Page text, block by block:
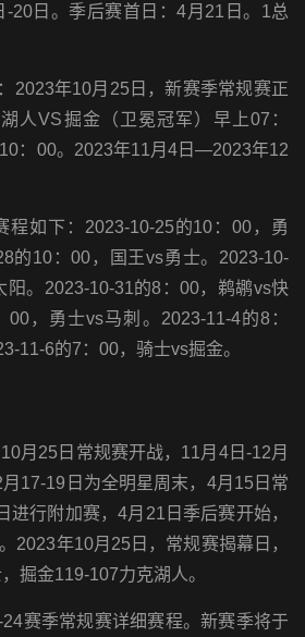
-20日。季后赛首日：4月21日。1总
2023年10月25日，新赛季常规赛正
人VS掘金（卫冕冠军）早上07：
：00。2023年11月4日—2023年12
程如下：2023-10-25的10：00，勇
的10：00，国王vs勇士。2023-10-
阳。2023-10-31的8：00，鹈鹕vs快
，勇士vs马刺。2023-11-4的8：
11-6的7：00，骑士vs掘金。
月25日常规赛开战，11月4日-12月
17-19日为全明星周末，4月15日常
进行附加赛，4月21日季后赛开始，
2023年10月25日，常规赛揭幕日，
掘金119-107力克湖人。
赛季常规赛详细赛程。新赛季将于